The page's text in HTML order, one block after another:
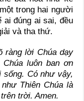
trong hai người
ai đúng ai sai, đều
và tha thứ.
ràng lời Chúa dạy
luôn ban ơn
Có như vậy,
Thiên Chúa là
trời. Amen.